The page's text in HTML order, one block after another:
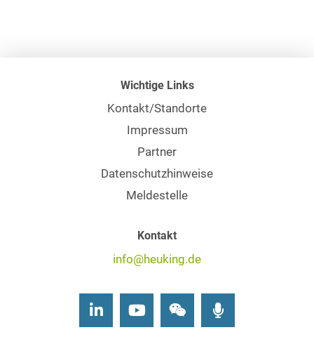
Wichtige Links
Kontakt/Standorte
Impressum
Partner
Datenschutzhinweise
Meldestelle
Kontakt
info@heuking.de
LinkedInYoutubeWechat